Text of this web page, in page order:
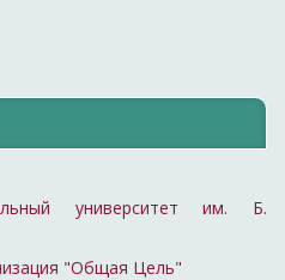
университет им. Б.
"Общая Цель"